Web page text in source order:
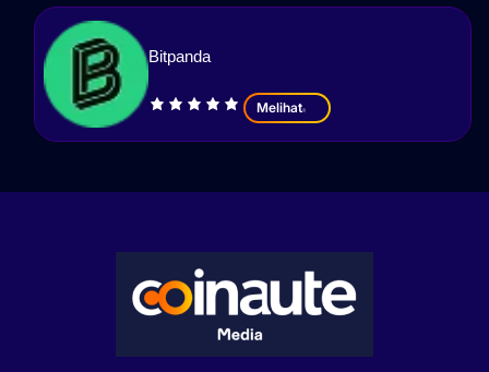
Bitpanda
Melihat